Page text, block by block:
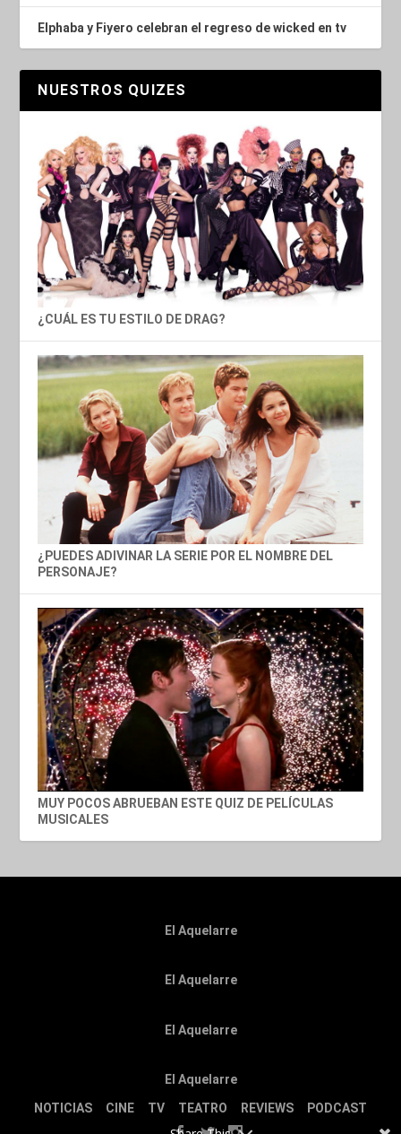
Elphaba y Fiyero celebran el regreso de wicked en tv
NUESTROS QUIZES
¿CUÁL ES TU ESTILO DE DRAG?
¿PUEDES ADIVINAR LA SERIE POR EL NOMBRE DEL
PERSONAJE?
MUY POCOS ABRUEBAN ESTE QUIZ DE PELÍCULAS
MUSICALES
El Aquelarre
El Aquelarre
El Aquelarre
El Aquelarre
NOTICIAS
CINE TV TEATRO REVIEWS PODCAST